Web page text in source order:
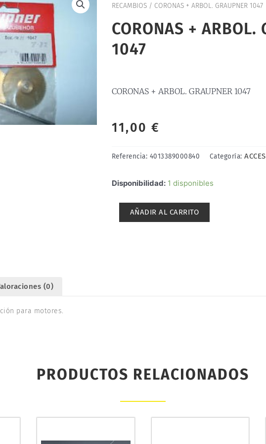
RECAMBIOS/ CORONAS + ARBOL. GRAUPNER 1047
CORONAS + ARBOL.
1047
CORONAS + ARBOL. GRAUPNER 1047
11,00 €
Referencia: 4013389000840 Categoría:
Disponibilidad: 1 disponibles
CORONAS
ARBOL.
AÑADIR AL CARRITO
(0)
para motores.
PRODUCTOS RELACIONADOS